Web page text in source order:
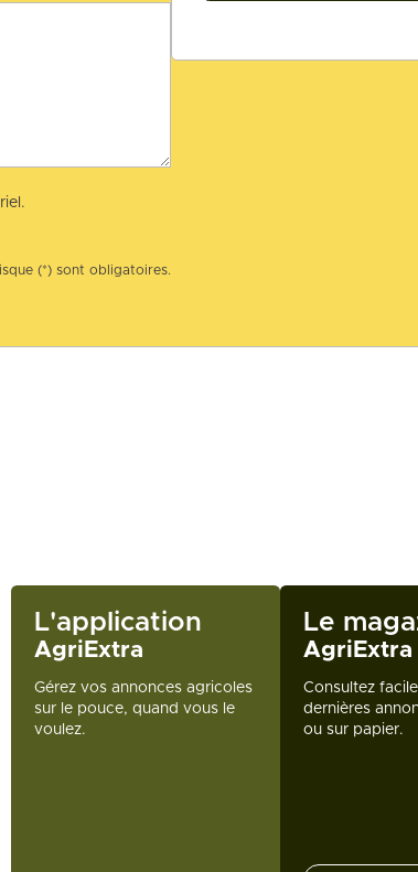
(*) sont obligatoires.
L'application
AgriExtra
Gérez vos annonces agricoles
sur le pouce, quand vous le
voulez.
Le
AgriExtra
Consultez
dernières
ou sur papier.